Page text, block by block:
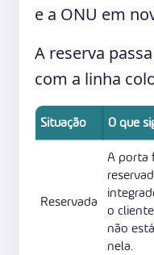
e a ONU em
A reserva
com a linha
Situação O que
Reservada
A porta
o
não
nela.